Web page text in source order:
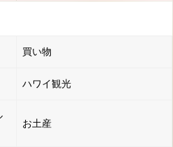
買い物
ハワイ観光
お土産